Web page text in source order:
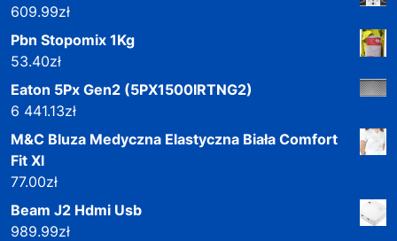
609.99zł
Pbn Stopomix 1Kg
53.40zł
Eaton 5Px Gen2 (5PX1500IRTNG2)
6 441.13zł
M&C Bluza Medyczna Elastyczna Biała Comfort
Fit Xl
77.00zł
Beam J2 Hdmi Usb
989.99zł